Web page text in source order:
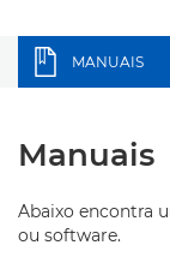
MANUAIS
Manuais
Abaixo encontra
ou software.